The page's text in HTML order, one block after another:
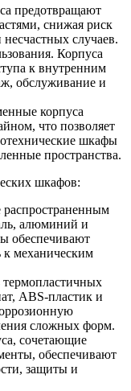
предотвращают
снижая риск
случаев.
Корпуса
к внутренним
обслуживание и
корпуса
что позволяет
шкафы
пространства.
шкафов:
распространенным
алюминий и
обеспечивают
к механическим
термопластичных
ABS-пластик и
сложных форм.
сочетающие
обеспечивают
защиты и